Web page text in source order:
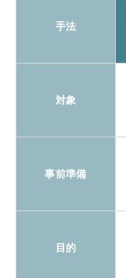
手法
対象
事前準備
目的